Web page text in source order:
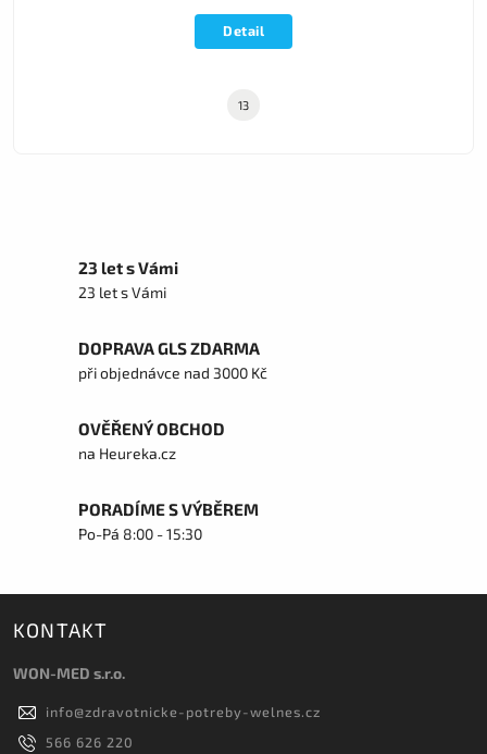
Detail
13
23 let s Vámi
23 let s Vámi
DOPRAVA GLS ZDARMA
při objednávce nad 3000 Kč
OVĚŘENÝ OBCHOD
na Heureka.cz
PORADÍME S VÝBĚREM
Po-Pá 8:00 - 15:30
KONTAKT
WON-MED s.r.o.
info@zdravotnicke-potreby-welnes.cz
566 626 220